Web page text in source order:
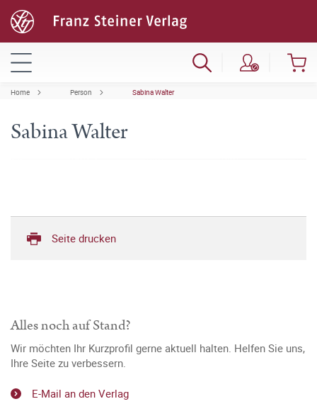
Home Person Sabina Walter
Sabina Walter
Seite drucken
Alles noch auf Stand?
Wir möchten Ihr Kurzprofil gerne aktuell halten. Helfen Sie uns,
Ihre Seite zu verbessern.
E-Mail an den Verlag